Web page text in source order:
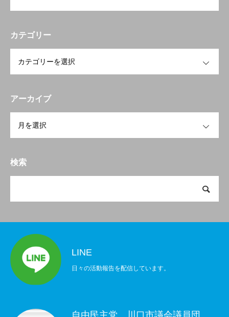
カテゴリー
アーカイブ
検索
LINE
日々の活動報告を配信しています。
自由民主党 川口市議会議員団